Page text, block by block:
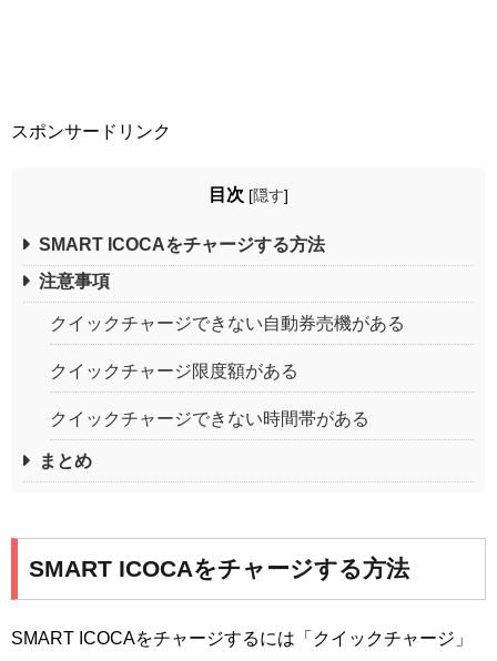
スポンサードリンク
目次 [隠す]
SMART ICOCAをチャージする方法
注意事項
クイックチャージできない自動券売機がある
クイックチャージ限度額がある
クイックチャージできない時間帯がある
まとめ
SMART ICOCAをチャージする方法
SMART ICOCAをチャージするには「クイックチャージ」